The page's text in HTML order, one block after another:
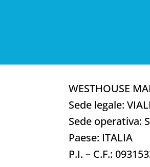
WESTHOUSE
Sede legale:
Sede operativa:
Paese: ITALIA
P.I. – C.F.: